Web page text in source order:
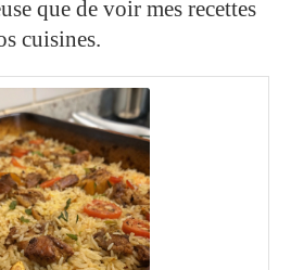
que de voir mes recettes
cuisines.